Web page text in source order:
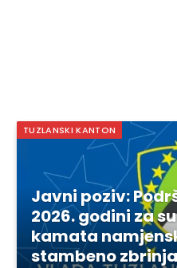
TUZLANSKI KANTON
Javni poziv:
2026. godini za
kamata
stambeno